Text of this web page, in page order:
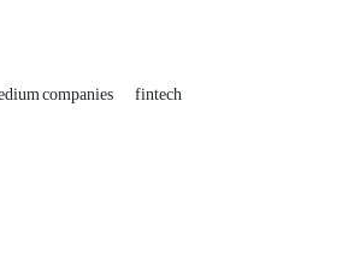
companies fintech